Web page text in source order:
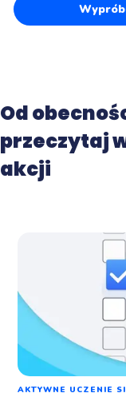
Od
przeczytaj
akcji
AKTYWNE UCZENIE